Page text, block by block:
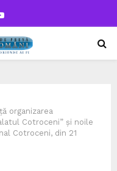
Youtube
organizarea
Cotroceni” și noile
Cotroceni, din 21